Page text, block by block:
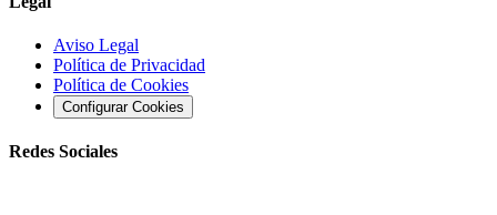
Aviso Legal
Política de Privacidad
Política de Cookies
Configurar Cookies
Redes Sociales